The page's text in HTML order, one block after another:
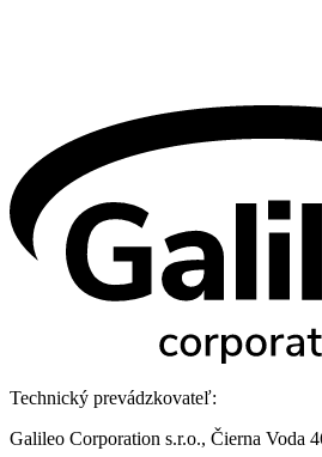
Technický prevádzkovateľ:
Galileo Corporation s.r.o., Čierna Voda